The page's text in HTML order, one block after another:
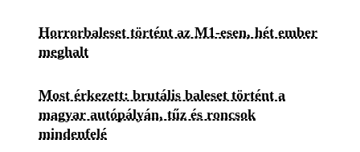
Horrorbaleset történt az M1-esen, hét ember
meghalt
Most érkezett: brutális baleset történt a
magyar autópályán, tűz és roncsok
mindenfelé